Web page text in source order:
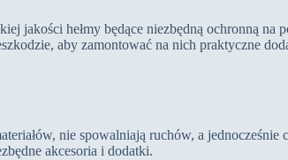
jakości hełmy będące niezbędną ochronną na
aby zamontować na nich praktyczne
nie spowalniają ruchów, a
akcesoria i dodatki.